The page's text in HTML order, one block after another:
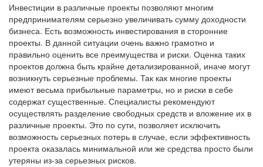
Инвестиции в различные проекты позволяют многим
предпринимателям серьезно увеличивать сумму доходности
бизнеса. Есть возможность инвестирования в сторонние
проекты. В данной ситуации очень важно грамотно и
правильно оценить все преимущества и риски. Оценка таких
проектов должна быть крайне детализированной, иначе могут
возникнуть серьезные проблемы. Так как многие проекты
имеют весьма прибыльные параметры, но и риски в себе
содержат существенные. Специалисты рекомендуют
осуществлять разделение свободных средств и вложение их в
различные проекты. Это по сути, позволяет исключить
возможность серьезных потерь в случае, если эффективность
проекта оказалась минимальной или же средства просто были
утеряны из-за серьезных рисков.